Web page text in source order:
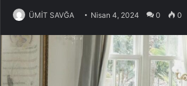
ÜMİT SAVĞA Nisan 4, 2024 0 0